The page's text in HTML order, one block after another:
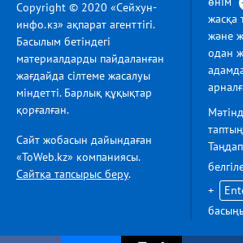
Copyright © 2020 «Сейхун-
инфо.кз» ақпарат агенттігі.
Басылым бетіндегі
материалдарды пайдаланған
жағдайда сілтеме жасалуы
міндетті. Барлық құқықтар
қорғалған.
Сайт жобасын дайындаған
«ToWeb.kz» компаниясы.
Сайтқа тапсырыс беру.
жасқа
және
одан
+